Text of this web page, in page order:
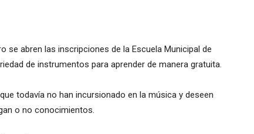
abren las inscripciones de la Escuela Municipal de
de instrumentos para aprender de manera gratuita.
todavía no han incursionado en la música y deseen
o no conocimientos.